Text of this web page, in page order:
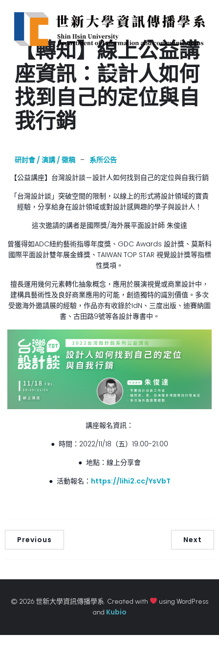
【轉知】線上公益講
座資訊：設計人如何
找到自己的定位與自
我行銷
研討會 / 演講 / 徵稿 – 系所公告
【公益講座】台灣設計談－設計人如何找到自己的定位與自我行銷
「台灣設計談」突破空間的限制，以線上的形式將設計領域的寶貴
經驗，分享給身在設計領域或對設計感興趣的學子與設計人！
這次邀請的講者是國際獎/海外展平面設計師 朱俊達
曾獲得如ADC紐約藝術指導年度獎、GDC Awards 設計獎、莫斯科
國際平面設計雙年展金蜂獎、TAIWAN TOP STAR 視覺設計獎等指標
性獎項。
擅長運用幾何元素轉化抽象概念，應用於展演視覺或商業設計中，
建構具藝術性及良好商業應用的可能，創造獨特的識別價值。多次
受邀海外邀請展的經驗，作品亦有收錄於IdN、三度出版、迪賽納圖
書、古田路9號等各設計專書中。
講座報名資訊：
● 時間：2022/11/18（五）19:00-21:00
● 地點：線上分享會
● 活動報名： https://lihi2.cc/YsVbT
Previous Next
© 2026 世新大學資訊傳播學系. Created with
using WordPress
and Kubio